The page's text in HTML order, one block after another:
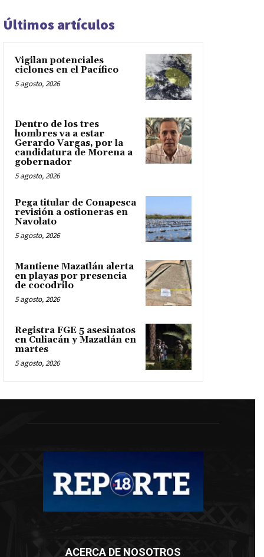
Últimos artículos
Vigilan potenciales
ciclones en el Pacífico
5 agosto, 2026
Dentro de los tres
hombres va a estar
Gerardo Vargas, por la
candidatura de Morena a
gobernador
5 agosto, 2026
Pega titular de Conapesca
revisión a ostioneras en
Navolato
5 agosto, 2026
Mantiene Mazatlán alerta
en playas por presencia
de cocodrilo
5 agosto, 2026
Registra FGE 5 asesinatos
en Culiacán y Mazatlán en
martes
5 agosto, 2026
ACERCA DE NOSOTROS